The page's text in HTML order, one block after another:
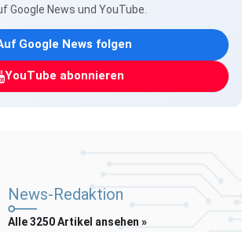
Google News und YouTube.
Google News folgen
YouTube abonnieren
News-Redaktion
Alle 3250 Artikel ansehen »